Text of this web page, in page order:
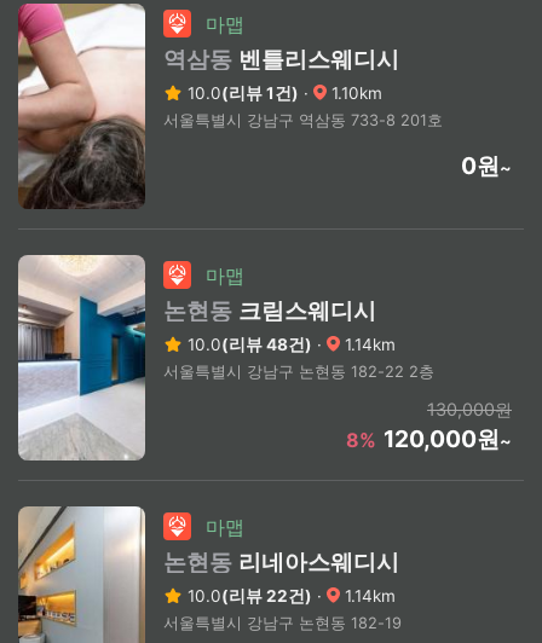
마맵
역삼동 벤틀리스웨디시
10.0(리뷰 1건) · 1.10km
서울특별시 강남구 역삼동 733-8 201호
0원~
마맵
논현동 크림스웨디시
10.0(리뷰 48건) · 1.14km
서울특별시 강남구 논현동 182-22 2층
130,000원
8% 120,000원~
마맵
논현동 리네아스웨디시
10.0(리뷰 22건) · 1.14km
서울특별시 강남구 논현동 182-19